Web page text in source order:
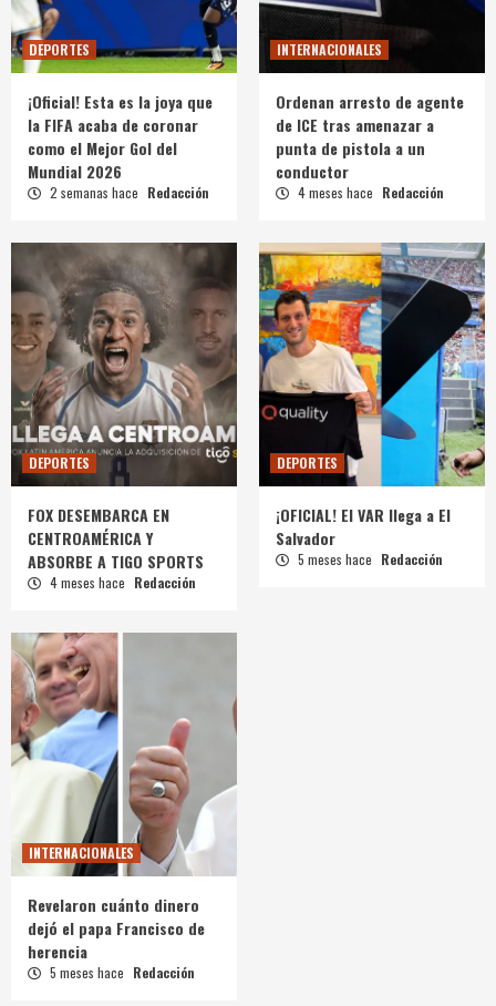
DEPORTES
¡Oficial! Esta es la joya que
la FIFA acaba de coronar
como el Mejor Gol del
Mundial 2026
2 semanas hace Redacción
INTERNACIONALES
Ordenan arresto de agente
de ICE tras amenazar a
punta de pistola a un
conductor
4 meses hace Redacción
DEPORTES
FOX DESEMBARCA EN
CENTROAMÉRICA Y
ABSORBE A TIGO SPORTS
4 meses hace Redacción
DEPORTES
¡OFICIAL! El VAR llega a El
Salvador
5 meses hace Redacción
INTERNACIONALES
Revelaron cuánto dinero
dejó el papa Francisco de
herencia
5 meses hace Redacción